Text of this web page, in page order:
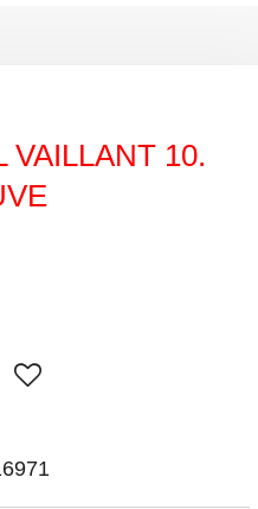
VAILLANT 10.